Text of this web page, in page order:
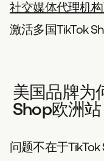
社交媒体代理机
激活多国TikTok
美国品牌为
Shop欧洲站
问题不在于